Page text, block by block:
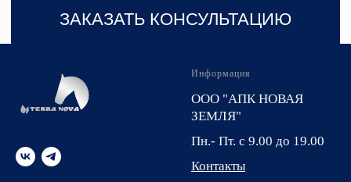
Информация
ООО "АПК НОВАЯ
ЗЕМЛЯ"
Пн.- Пт. с 9.00 до 19.00
Контакты